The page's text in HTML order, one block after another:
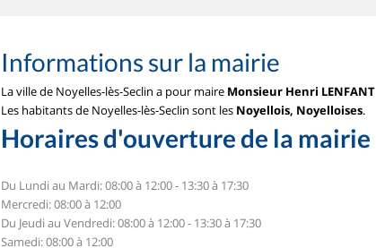
Informations sur la mairie
La ville de Noyelles-lès-Seclin a pour maire Monsieur Henri LENFANT
Les habitants de Noyelles-lès-Seclin sont les Noyellois, Noyelloises.
Horaires d'ouverture de la mairie
Du Lundi au Mardi: 08:00 à 12:00 - 13:30 à 17:30
Mercredi: 08:00 à 12:00
Du Jeudi au Vendredi: 08:00 à 12:00 - 13:30 à 17:30
Samedi: 08:00 à 12:00